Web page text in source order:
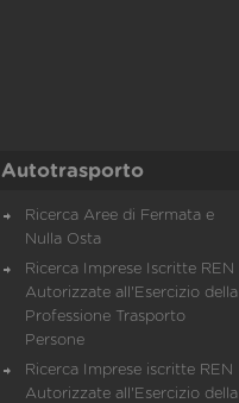
Autotrasporto
Ricerca Aree di Fermata e
Nulla Osta
Ricerca Imprese Iscritte REN
Autorizzate all'Esercizio della
Professione Trasporto
Persone
Ricerca Imprese iscritte REN
Autorizzate all'Esercizio della